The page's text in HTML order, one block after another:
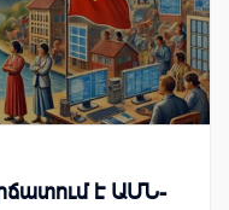
է ԱՄՆ-